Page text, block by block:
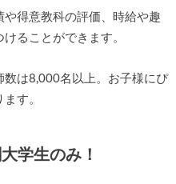
得意教科の評価、時給や趣
ることができます。
数は8,000名以上。お子様にぴ
す。
学生のみ！